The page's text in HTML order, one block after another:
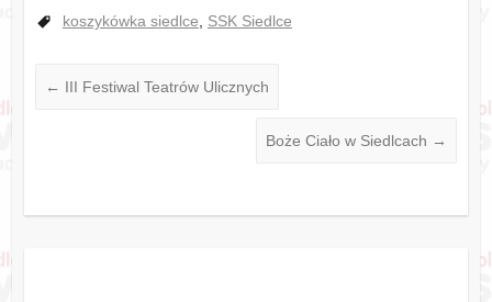
koszykówka siedlce, SSK Siedlce
← III Festiwal Teatrów Ulicznych
Boże Ciało w Siedlcach →